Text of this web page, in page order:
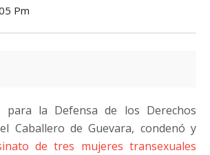
Pm
para la Defensa de los Derechos
Caballero de Guevara, condenó y
de tres mujeres transexuales